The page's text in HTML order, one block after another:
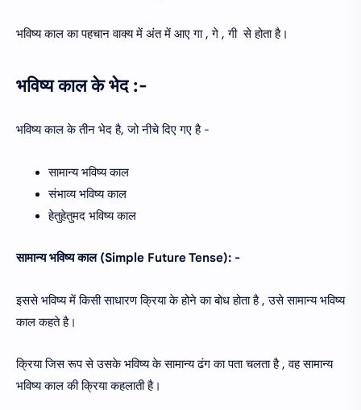
भविष्य काल का पहचान वाक्य में अंत में आए गा , गे , गी से होता है।
भविष्य काल के भेद :-
भविष्य काल के तीन भेद है, जो नीचे दिए गए है -
सामान्य भविष्य काल
संभाव्य भविष्य काल
हेतुहेतुमद भविष्य काल
सामान्य भविष्य काल (Simple Future Tense): -
इससे भविष्य में किसी साधारण क्रिया के होने का बोध होता है , उसे सामान्य भविष्य
काल कहते है।
क्रिया जिस रूप से उसके भविष्य के सामान्य ढंग का पता चलता है , वह सामान्य
भविष्य काल की क्रिया कहलाती है।